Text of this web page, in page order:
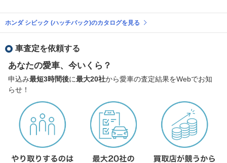
ホンダ シビック (ハッチバック)のカタログを見る
車査定を依頼する
あなたの愛車、今いくら？
申込み最短3時間後に最大20社から愛車の査定結果をWebでお知
らせ！